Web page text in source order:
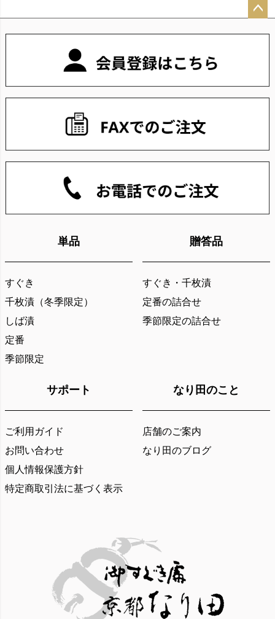
単品
すぐき
千枚漬（冬季限定）
しば漬
定番
季節限定
贈答品
すぐき・千枚漬
定番の詰合せ
季節限定の詰合せ
サポート
ご利用ガイド
お問い合わせ
個人情報保護方針
特定商取引法に基づく表示
なり田のこと
店舗のご案内
なり田のブログ